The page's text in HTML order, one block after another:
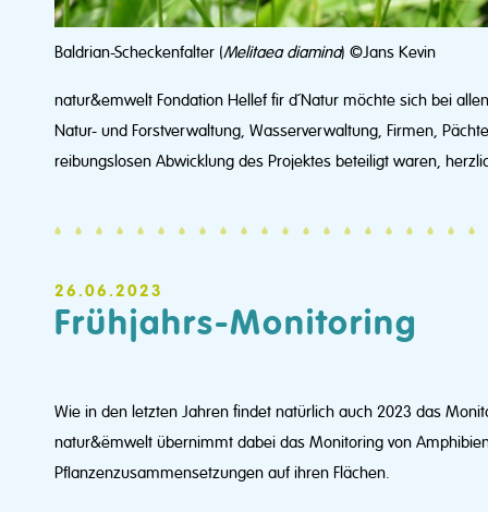
Baldrian-Scheckenfalter (Melitaea diamina) ©Jans Kevin
natur&emwelt Fondation Hellef fir d´Natur möchte sich bei
Natur- und Forstverwaltung, Wasserverwaltung, Firmen,
reibungslosen Abwicklung des Projektes beteiligt waren,
26.06.2023
Frühjahrs-Monitoring
Wie in den letzten Jahren findet natürlich auch 2023 das
natur&ëmwelt übernimmt dabei das Monitoring von
Pflanzenzusammensetzungen auf ihren Flächen.